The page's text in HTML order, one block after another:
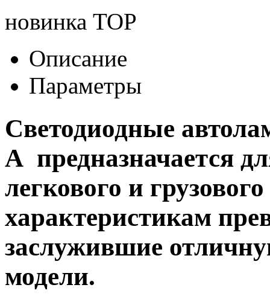
новинка TOP
Описание
Параметры
Светодиодные
A предназначается
легкового и
характеристикам
заслужившие
модели.